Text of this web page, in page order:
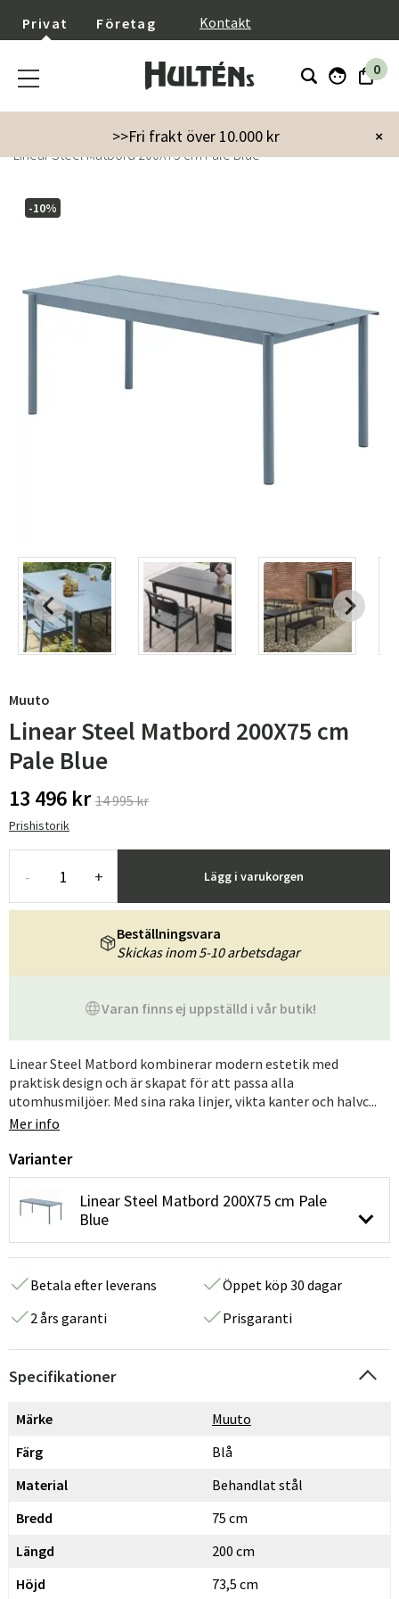
Privat Företag Kontakt
0
×
>>Fri frakt över 10.000 kr
Utemöbler Utebord
Matbord
Linear Steel Matbord 200X75 cm Pale Blue
-10%
Muuto
Linear Steel Matbord 200X75 cm
Pale Blue
13 496 kr 14 995 kr
Prishistorik
- + Lägg i varukorgen
Varan finns ej uppställd i vår butik!
Beställningsvara
Skickas inom 5-10 arbetsdagar
Linear Steel Matbord kombinerar modern estetik med
praktisk design och är skapat för att passa alla
utomhusmiljöer. Med sina raka linjer, vikta kanter och halvc...
Mer info
Varianter
Linear Steel Matbord 200X75 cm Pale
Blue
Betala efter leverans
Öppet köp 30 dagar
2 års garanti
Prisgaranti
Specifikationer
Märke
Muuto
Färg
Blå
Material
Behandlat stål
Bredd
75 cm
Längd
200 cm
Höjd
73,5 cm